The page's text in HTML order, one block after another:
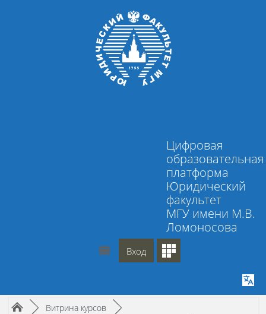
Цифровая
образовательная
платформа
Юридический
факультет
МГУ имени М.В.
Ломоносова
Вход
Путь к странице
/► Витрина курсов /►